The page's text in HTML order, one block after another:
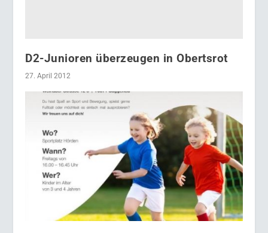
D2-Junioren überzeugen in Obertsrot
27. April 2012